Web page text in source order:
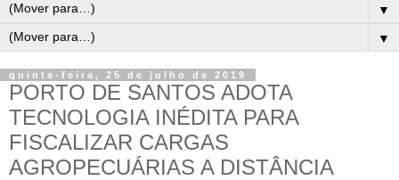
▼
▼
quinta-feira, 25 de julho de 2019
PORTO DE SANTOS ADOTA
TECNOLOGIA INÉDITA PARA
FISCALIZAR CARGAS
AGROPECUÁRIAS A DISTÂNCIA